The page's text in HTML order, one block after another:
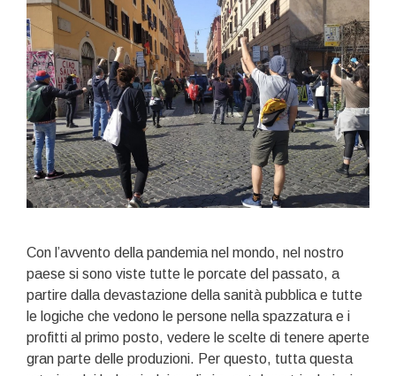
Con l’avvento della pandemia nel mondo, nel nostro
paese si sono viste tutte le porcate del passato, a
partire dalla devastazione della sanità pubblica e tutte
le logiche che vedono le persone nella spazzatura e i
profitti al primo posto, vedere le scelte di tenere aperte
gran parte delle produzioni. Per questo, tutta questa